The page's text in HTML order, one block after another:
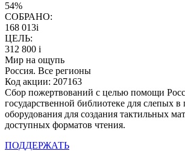
54%
СОБРАНО:
168 013i
ЦЕЛЬ:
312 800 i
Мир на ощупь
Россия. Все регионы
Код акции: 207163
Сбор пожертвований с целью помощи
государственной библиотеке для слепых в
оборудования для создания тактильных
доступных форматов чтения.
ПОДДЕРЖАТЬ